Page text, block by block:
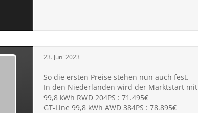
23. Juni 2023
So die ersten Preise stehen nun auch fest.
In den Niederlanden wird der Marktstart
99,8 kWh RWD 204PS : 71.495€
GT-Line 99,8 kWh AWD 384PS : 78.895€